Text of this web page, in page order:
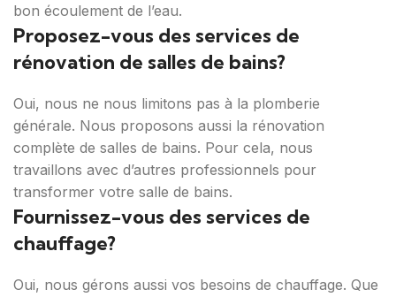
bon écoulement de l’eau.
Proposez-vous des services de
rénovation de salles de bains?
Oui, nous ne nous limitons pas à la plomberie
générale. Nous proposons aussi la rénovation
complète de salles de bains. Pour cela, nous
travaillons avec d’autres professionnels pour
transformer votre salle de bains.
Fournissez-vous des services de
chauffage?
Oui, nous gérons aussi vos besoins de chauffage. Que